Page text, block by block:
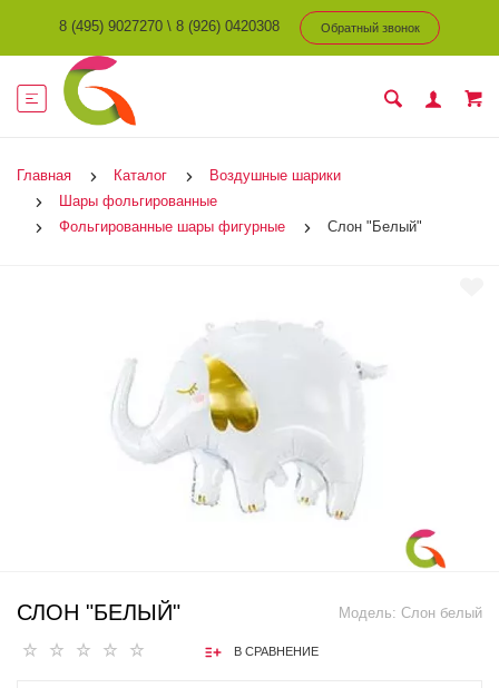
8 (495) 9027270 \ 8 (926) 0420308 Обратный звонок
Главная Каталог
Воздушные шарики
Шары фольгированные
Фольгированные шары фигурные
Слон "Белый"
Модель: Слон белый
СЛОН "БЕЛЫЙ"
В СРАВНЕНИЕ